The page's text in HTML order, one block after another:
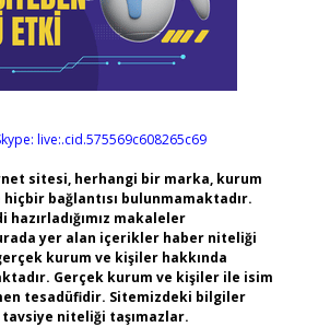
live:.cid.575569c608265c69
sitesi, herhangi bir marka, kurum
bağlantısı bulunmamaktadır.
hazırladığımız makaleler
yer alan içerikler haber niteliği
kurum ve kişiler hakkında
Gerçek kurum ve kişiler ile isim
tesadüfidir. Sitemizdeki bilgiler
niteliği taşımazlar.